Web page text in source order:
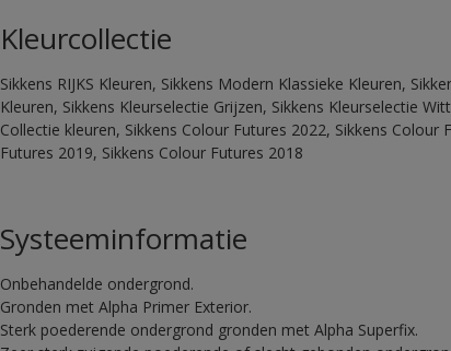
Kleurcollectie
Sikkens RIJKS Kleuren, Sikkens Modern Klassieke Kleuren,
Kleuren, Sikkens Kleurselectie Grijzen, Sikkens Kleurselectie
Collectie kleuren, Sikkens Colour Futures 2022, Sikkens
Futures 2019, Sikkens Colour Futures 2018
Systeeminformatie
Onbehandelde ondergrond.
Gronden met Alpha Primer Exterior.
Sterk poederende ondergrond gronden met Alpha Superfix.